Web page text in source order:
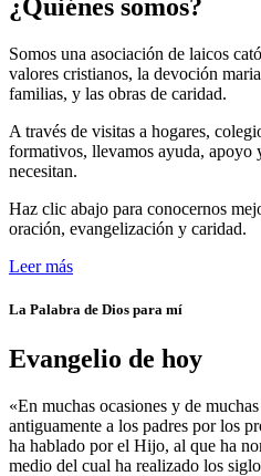
¿Quiénes somos?
Somos una asociación de laicos
valores cristianos, la devoción
familias, y las obras de caridad.
A través de visitas a hogares,
formativos, llevamos ayuda, apoyo
necesitan.
Haz clic abajo para conocernos
oración, evangelización y caridad.
Leer más
La Palabra de Dios para mí
Evangelio de hoy
«En muchas ocasiones y de
antiguamente a los padres por los
ha hablado por el Hijo, al que ha
medio del cual ha realizado los